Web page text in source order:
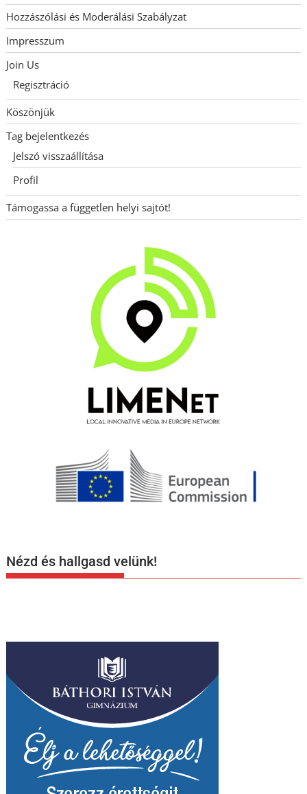
Hozzászólási és Moderálási Szabályzat
Impresszum
Join Us
Regisztráció
Köszönjük
Tag bejelentkezés
Jelszó visszaállítása
Profil
Támogassa a független helyi sajtót!
Nézd és hallgasd velünk!